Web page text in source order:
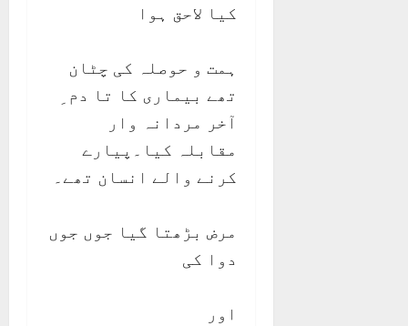
کیا لاحق ہوا
ہمت و حوصلہ کی چٹان
تھے بیماری کا تا دم ِ
آخر مردانہ وار
مقابلہ کیا۔پیارے
کرنے والے انسان تھے۔
مرض بڑھتا گیا جوں جوں
دوا کی
اور